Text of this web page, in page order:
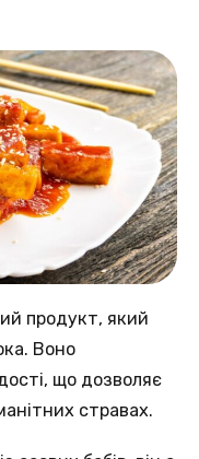
продукт, який
Воно
що дозволяє
стравах.